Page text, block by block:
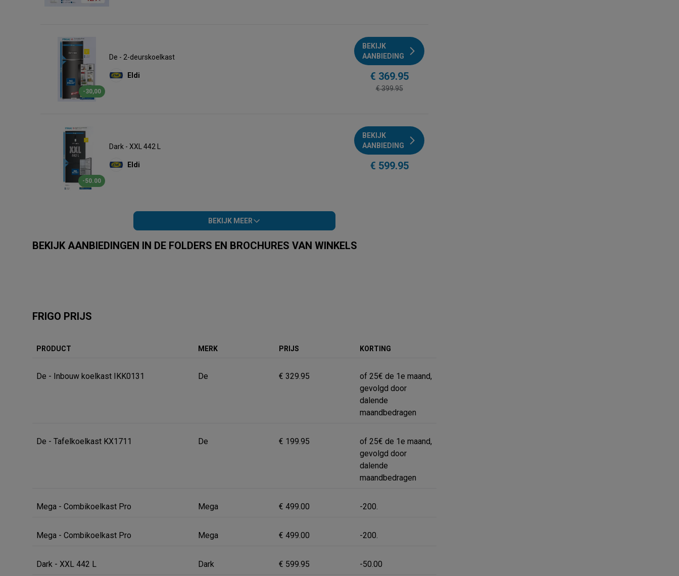
-30,00
De - 2-deurskoelkast
Eldi
BEKIJK
AANBIEDING
€ 369.95
€ 399.95
-50.00
Dark - XXL 442 L
Eldi
BEKIJK
AANBIEDING
€ 599.95
BEKIJK MEER
BEKIJK AANBIEDINGEN IN DE FOLDERS EN BROCHURES VAN WINKELS
FRIGO PRIJS
PRODUCT MERK PRIJS KORTING
De - Inbouw koelkast IKK0131 De € 329.95
of 25€ de 1e maand,
gevolgd door
dalende
maandbedragen
De - Tafelkoelkast KX1711 De € 199.95
of 25€ de 1e maand,
gevolgd door
dalende
maandbedragen
Mega - Combikoelkast Pro Mega € 499.00 -200.
Mega - Combikoelkast Pro Mega € 499.00 -200.
Dark - XXL 442 L Dark € 599.95 -50.00